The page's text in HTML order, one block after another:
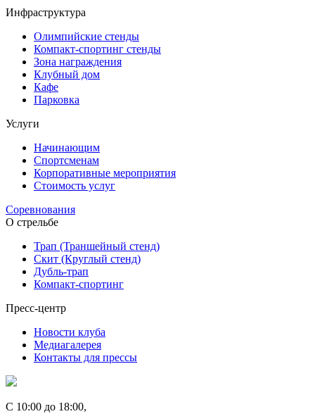
Инфраструктура
Олимпийские стенды
Компакт-спортинг стенды
Зона награждения
Клубный дом
Кафе
Парковка
Услуги
Начинающим
Спортсменам
Корпоративные мероприятия
Стоимость услуг
Соревнования
О стрельбе
Трап (Траншейный стенд)
Скит (Круглый стенд)
Дубль-трап
Компакт-спортинг
Пресс-центр
Новости клуба
Медиагалерея
Контакты для прессы
С 10:00 до 18:00,